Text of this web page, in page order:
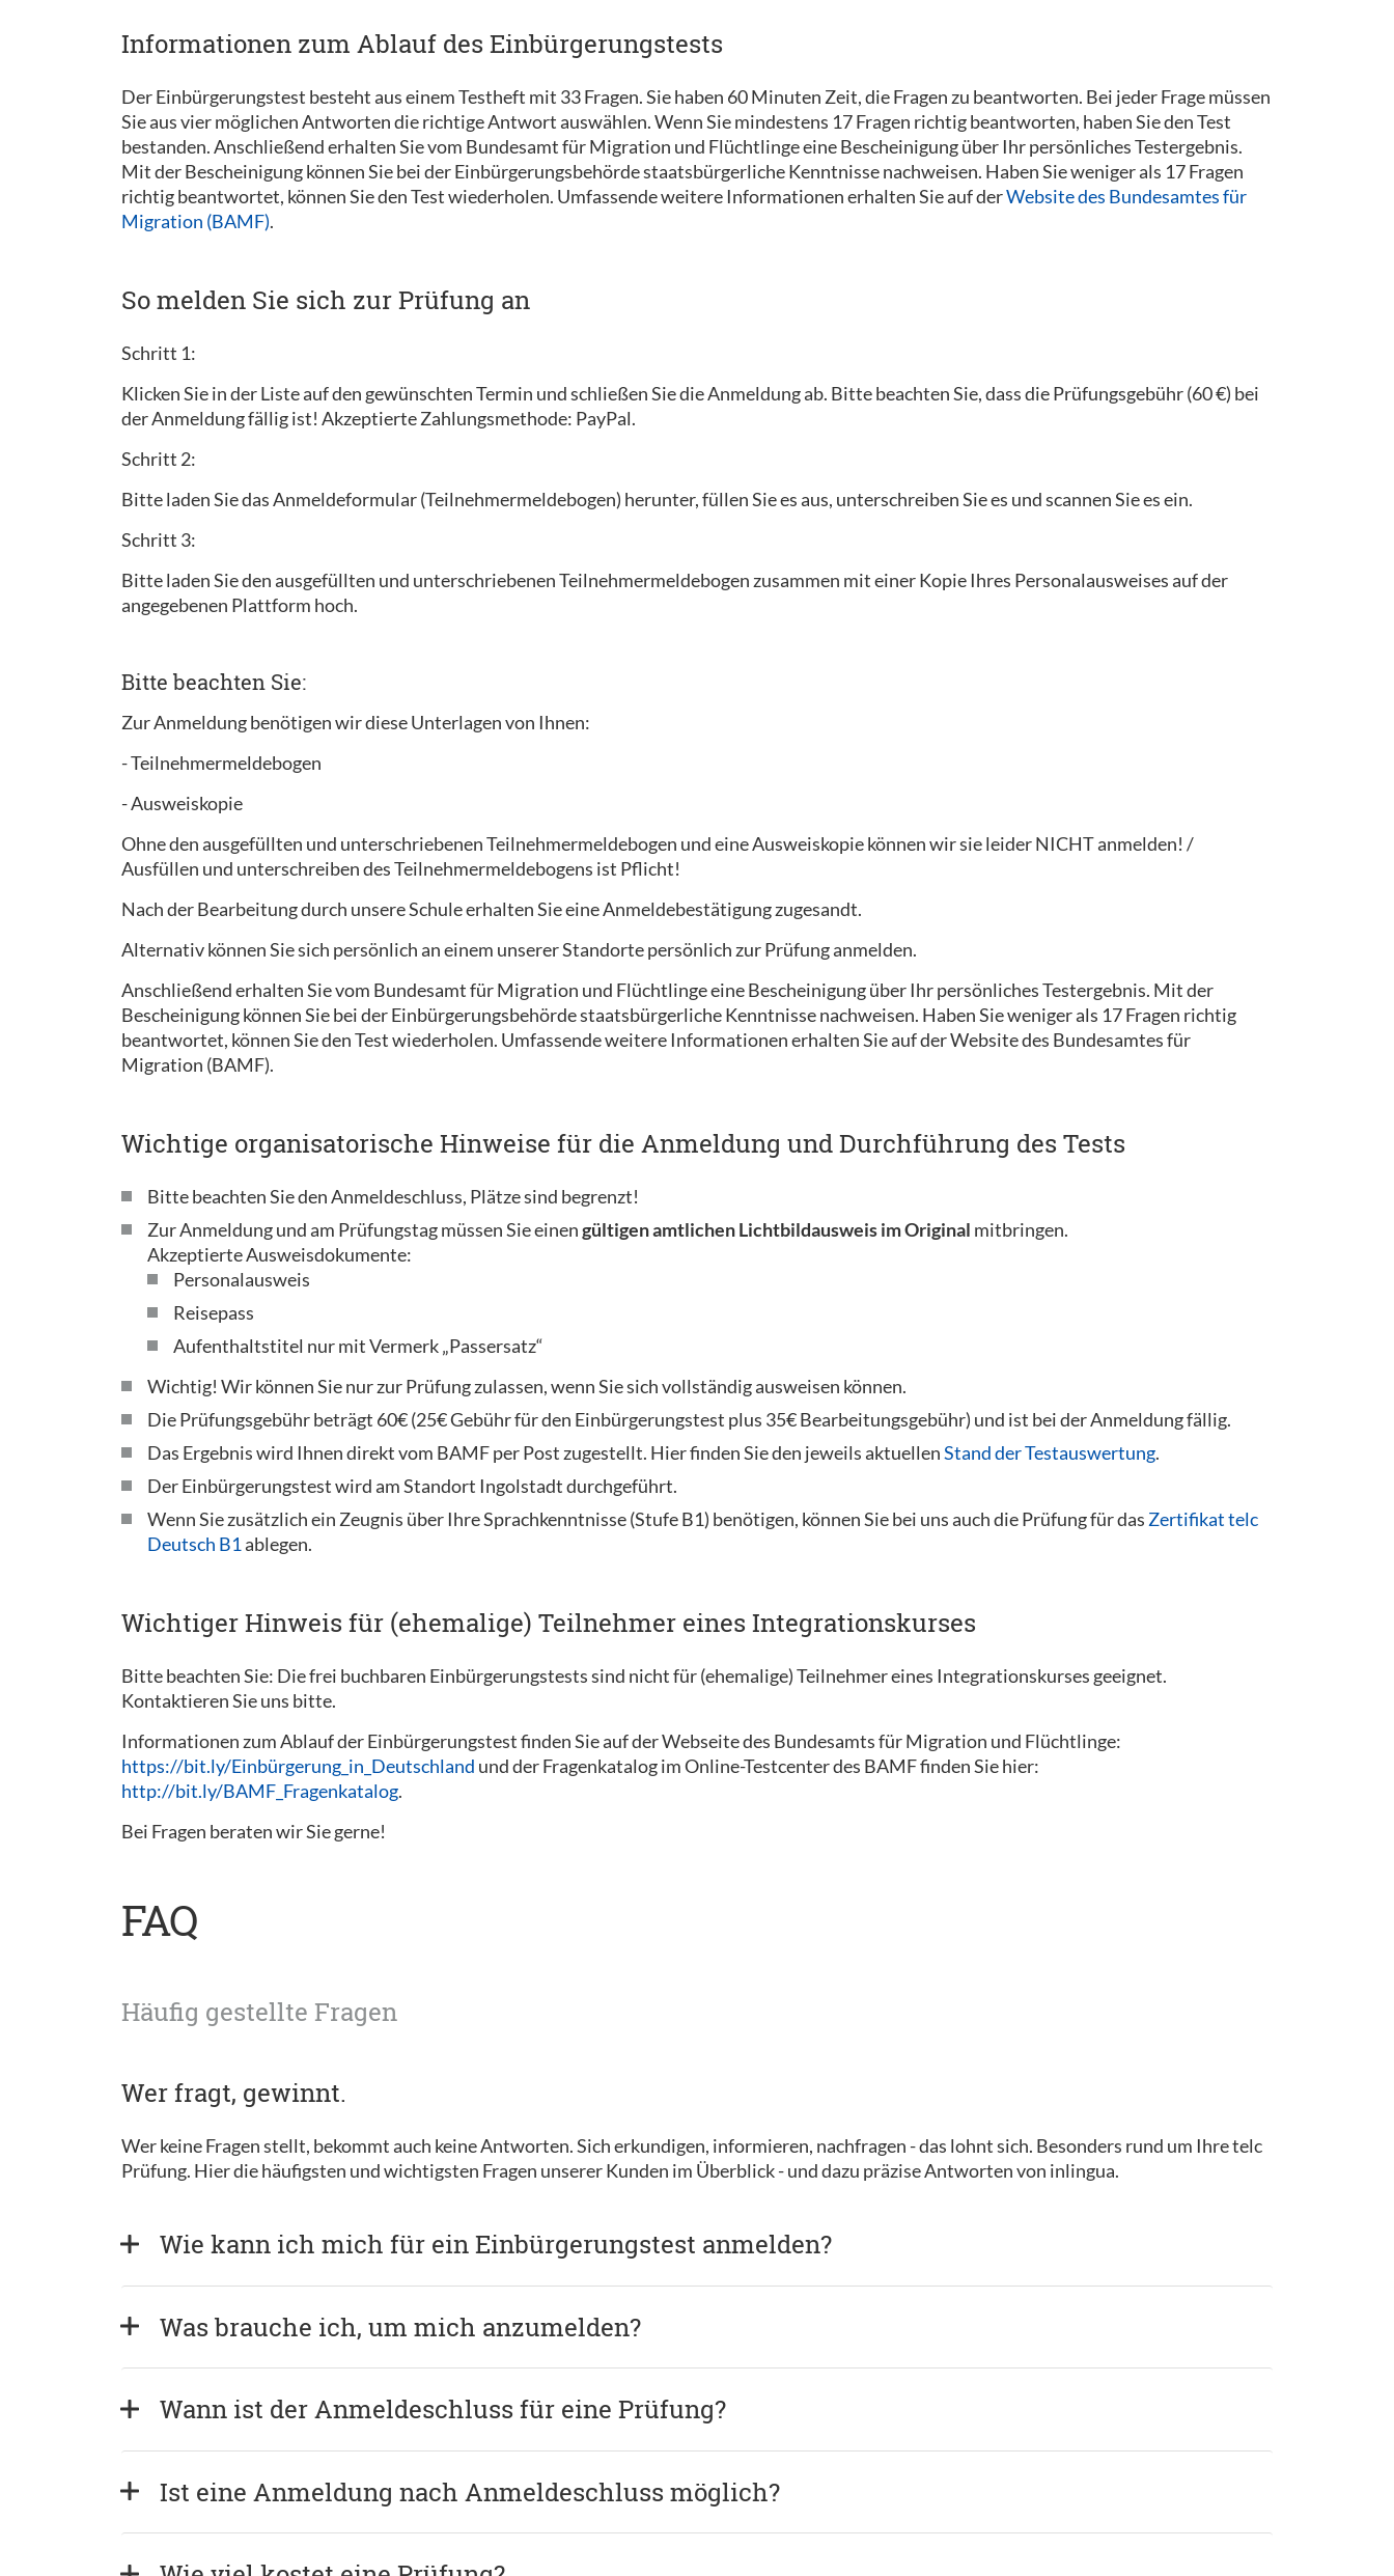
Informationen zum Ablauf des Einbürgerungstests
Der Einbürgerungstest besteht aus einem Testheft mit 33 Fragen. Sie haben 60 Minuten Zeit, die Fragen zu beantworten. Bei jeder Frage müssen
Sie aus vier möglichen Antworten die richtige Antwort auswählen. Wenn Sie mindestens 17 Fragen richtig beantworten, haben Sie den Test
bestanden. Anschließend erhalten Sie vom Bundesamt für Migration und Flüchtlinge eine Bescheinigung über Ihr persönliches Testergebnis.
Mit der Bescheinigung können Sie bei der Einbürgerungsbehörde staatsbürgerliche Kenntnisse nachweisen. Haben Sie weniger als 17 Fragen
richtig beantwortet, können Sie den Test wiederholen. Umfassende weitere Informationen erhalten Sie auf derWebsite des Bundesamtes für
Migration (BAMF).
So melden Sie sich zur Prüfung an
Schritt 1:
Klicken Sie in der Liste auf den gewünschten Termin und schließen Sie die Anmeldung ab. Bitte beachten Sie, dass die Prüfungsgebühr (60 €) bei
der Anmeldung fällig ist! Akzeptierte Zahlungsmethode: PayPal.
Schritt 2:
Bitte laden Sie das Anmeldeformular (Teilnehmermeldebogen) herunter, füllen Sie es aus, unterschreiben Sie es und scannen Sie es ein.
Schritt 3:
Bitte laden Sie den ausgefüllten und unterschriebenen Teilnehmermeldebogen zusammen mit einer Kopie Ihres Personalausweises auf der
angegebenen Plattform hoch.
Bitte beachten Sie:
Zur Anmeldung benötigen wir diese Unterlagen von Ihnen:
- Teilnehmermeldebogen
- Ausweiskopie
Ohne den ausgefüllten und unterschriebenen Teilnehmermeldebogen und eine Ausweiskopie können wir sie leider NICHT anmelden! /
Ausfüllen und unterschreiben des Teilnehmermeldebogens ist Pflicht!
Nach der Bearbeitung durch unsere Schule erhalten Sie eine Anmeldebestätigung zugesandt.
Alternativ können Sie sich persönlich an einem unserer Standorte persönlich zur Prüfung anmelden.
Anschließend erhalten Sie vom Bundesamt für Migration und Flüchtlinge eine Bescheinigung über Ihr persönliches Testergebnis. Mit der
Bescheinigung können Sie bei der Einbürgerungsbehörde staatsbürgerliche Kenntnisse nachweisen. Haben Sie weniger als 17 Fragen richtig
beantwortet, können Sie den Test wiederholen. Umfassende weitere Informationen erhalten Sie auf der Website des Bundesamtes für
Migration (BAMF).
Wichtige organisatorische Hinweise für die Anmeldung und Durchführung des Tests
Bitte beachten Sie den Anmeldeschluss, Plätze sind begrenzt!
Zur Anmeldung und am Prüfungstag müssen Sie einengültigen amtlichen Lichtbildausweis im Original mitbringen.
Akzeptierte Ausweisdokumente:
Personalausweis
Reisepass
Aufenthaltstitel nur mit Vermerk „Passersatz“
Wichtig! Wir können Sie nur zur Prüfung zulassen, wenn Sie sich vollständig ausweisen können.
Die Prüfungsgebühr beträgt 60€ (25€ Gebühr für den Einbürgerungstest plus 35€ Bearbeitungsgebühr) und ist bei der Anmeldung fällig.
Das Ergebnis wird Ihnen direkt vom BAMF per Post zugestellt. Hier finden Sie den jeweils aktuellenStand der Testauswertung.
Der Einbürgerungstest wird am Standort Ingolstadt durchgeführt.
Wenn Sie zusätzlich ein Zeugnis über Ihre Sprachkenntnisse (Stufe B1) benötigen, können Sie bei uns auch die Prüfung für das Zertifikat telc
Deutsch B1ablegen.
Wichtiger Hinweis für (ehemalige) Teilnehmer eines Integrationskurses
Bitte beachten Sie: Die frei buchbaren Einbürgerungstests sind nicht für (ehemalige) Teilnehmer eines Integrationskurses geeignet.
Kontaktieren Sie uns bitte.
Informationen zum Ablauf der Einbürgerungstest finden Sie auf der Webseite des Bundesamts für Migration und Flüchtlinge:
https://bit.ly/Einbürgerung_in_Deutschland und der Fragenkatalog im Online-Testcenter des BAMF finden Sie hier:
http://bit.ly/BAMF_Fragenkatalog.
Bei Fragen beraten wir Sie gerne!
FAQ
Häufig gestellte Fragen
Wer fragt, gewinnt.
Wer keine Fragen stellt, bekommt auch keine Antworten. Sich erkundigen, informieren, nachfragen - das lohnt sich. Besonders rund um Ihre telc
Prüfung. Hier die häufigsten und wichtigsten Fragen unserer Kunden im Überblick - und dazu präzise Antworten von inlingua.
Wie kann ich mich für ein Einbürgerungstest anmelden?
Was brauche ich, um mich anzumelden?
Wann ist der Anmeldeschluss für eine Prüfung?
Ist eine Anmeldung nach Anmeldeschluss möglich?